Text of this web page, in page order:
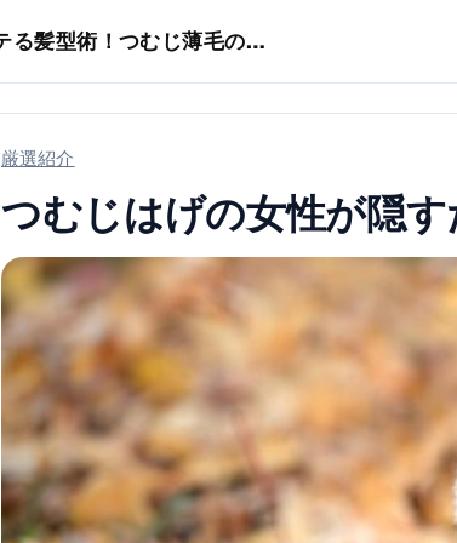
モテる髪型術！つむじ薄毛の隠し方
厳選紹介
つむじはげの女性が隠